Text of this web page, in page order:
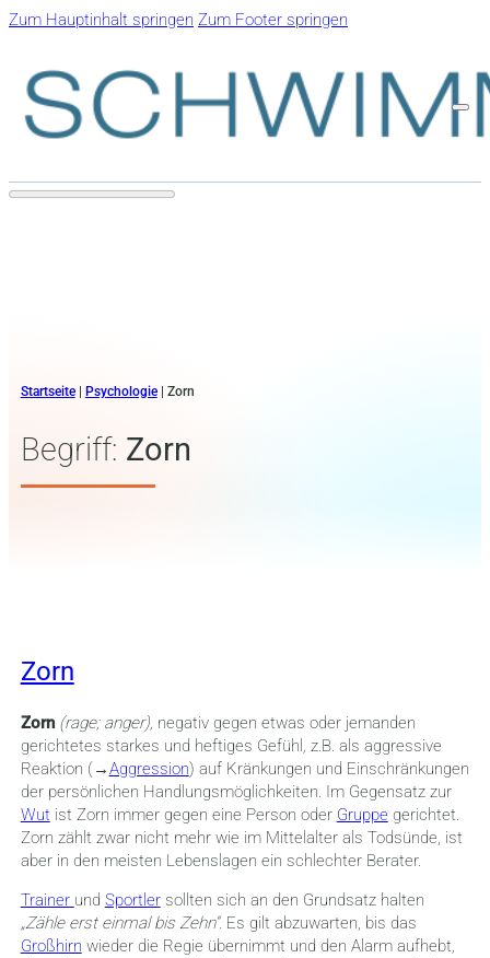
Zum Hauptinhalt springen Zum Footer springen
Startseite| Psychologie| Zorn
Begriff: Zorn
Zorn
Zorn (rage; anger), negativ gegen etwas oder jemanden
gerichtetes starkes und heftiges Gefühl , z.B. als aggressive
Reaktion (→Aggression) auf Kränkungen und Einschränkungen
der persönlichen Handlungsmöglichkeiten. Im Gegensatz zur
Wutist Zorn immer gegen eine Person oder Gruppe gerichtet.
Zorn zählt zwar nicht mehr wie im Mittelalter als Todsünde, ist
aber in den meisten Lebenslagen ein schlechter Berater.
Trainer und Sportlersollten sich an den Grundsatz halten
„Zähle erst einmal bis Zehn“. Es gilt abzuwarten, bis das
Großhirn wieder die Regie übernimmt und den Alarm aufhebt,